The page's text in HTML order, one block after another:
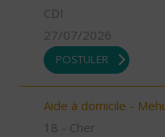
CDI
27/07/2026
POSTULER
Aide à domicile -
18 - Cher